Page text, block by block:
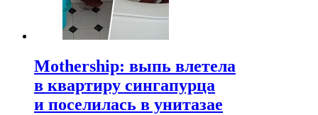
Mothership: выпь влетела
в квартиру сингапурца
и поселилась в унитазае